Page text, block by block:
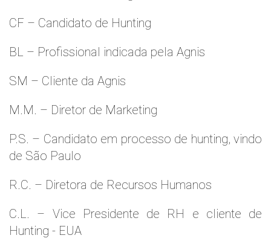
CF – Candidato de Hunting
BL – Profissional indicada pela Agnis
SM – Cliente da Agnis
M.M. – Diretor de Marketing
P.S. – Candidato em processo de hunting, vindo
de São Paulo
R.C. – Diretora de Recursos Humanos
C.L. – Vice Presidente de RH e cliente de
Hunting - EUA